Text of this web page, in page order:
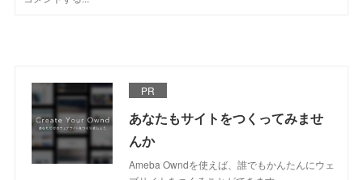
PR
あなたもサイトをつくってみませ
んか
Ameba Owndを使えば、誰でもかんたんにウェ